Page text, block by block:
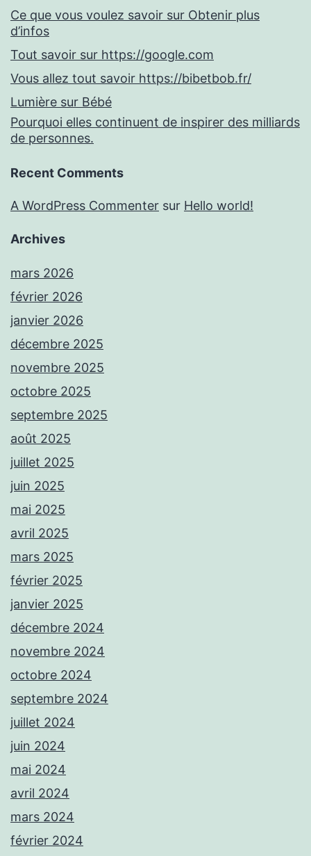
Ce que vous voulez savoir sur Obtenir plus
d’infos
Tout savoir sur https://google.com
Vous allez tout savoir https://bibetbob.fr/
Lumière sur Bébé
Pourquoi elles continuent de inspirer des milliards
de personnes.
Recent Comments
A WordPress Commenter sur Hello world!
Archives
mars 2026
février 2026
janvier 2026
décembre 2025
novembre 2025
octobre 2025
septembre 2025
août 2025
juillet 2025
juin 2025
mai 2025
avril 2025
mars 2025
février 2025
janvier 2025
décembre 2024
novembre 2024
octobre 2024
septembre 2024
juillet 2024
juin 2024
mai 2024
avril 2024
mars 2024
février 2024